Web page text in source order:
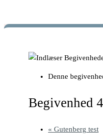
Denne
Begivenhed 4
« Gutenberg test